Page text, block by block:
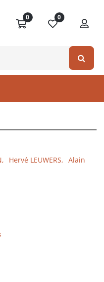
0 0
Hervé LEUWERS, Alain